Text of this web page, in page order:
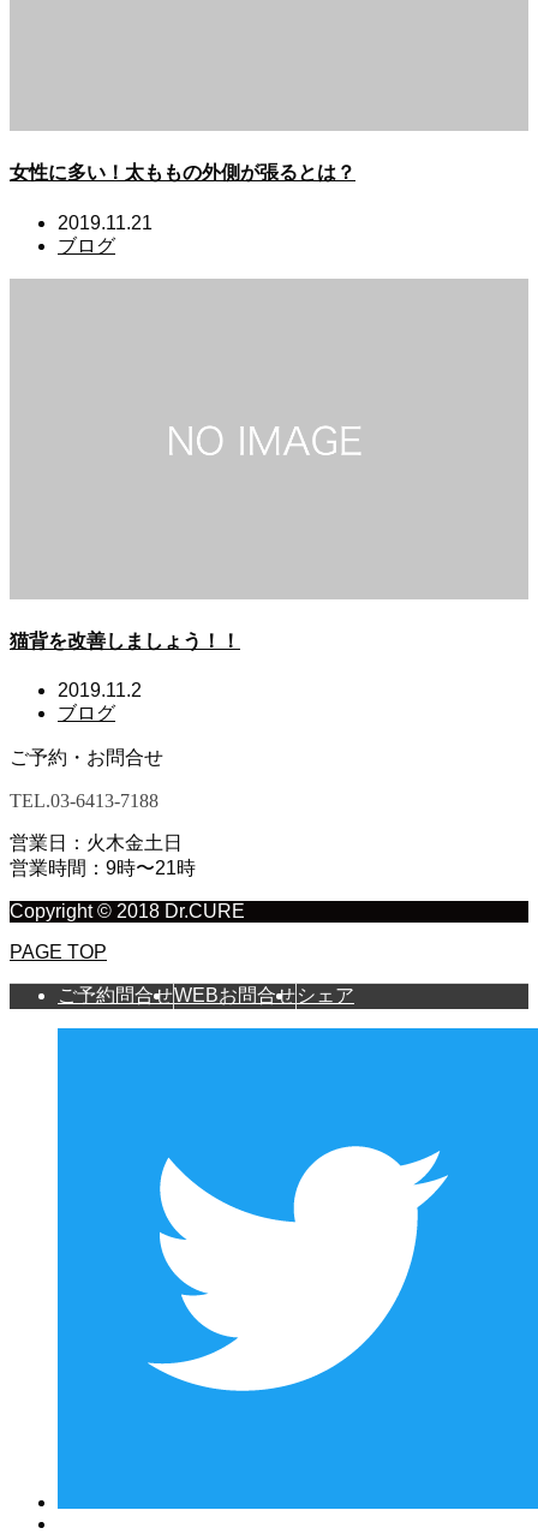
女性に多い！太ももの外側が張るとは？
2019.11.21
ブログ
猫背を改善しましょう！！
2019.11.2
ブログ
ご予約・お問合せ
TEL.03-6413-7188
営業日：火木金土日
営業時間：9時〜21時
Copyright © 2018 Dr.CURE
PAGE TOP
ご予約問合せWEBお問合せシェア